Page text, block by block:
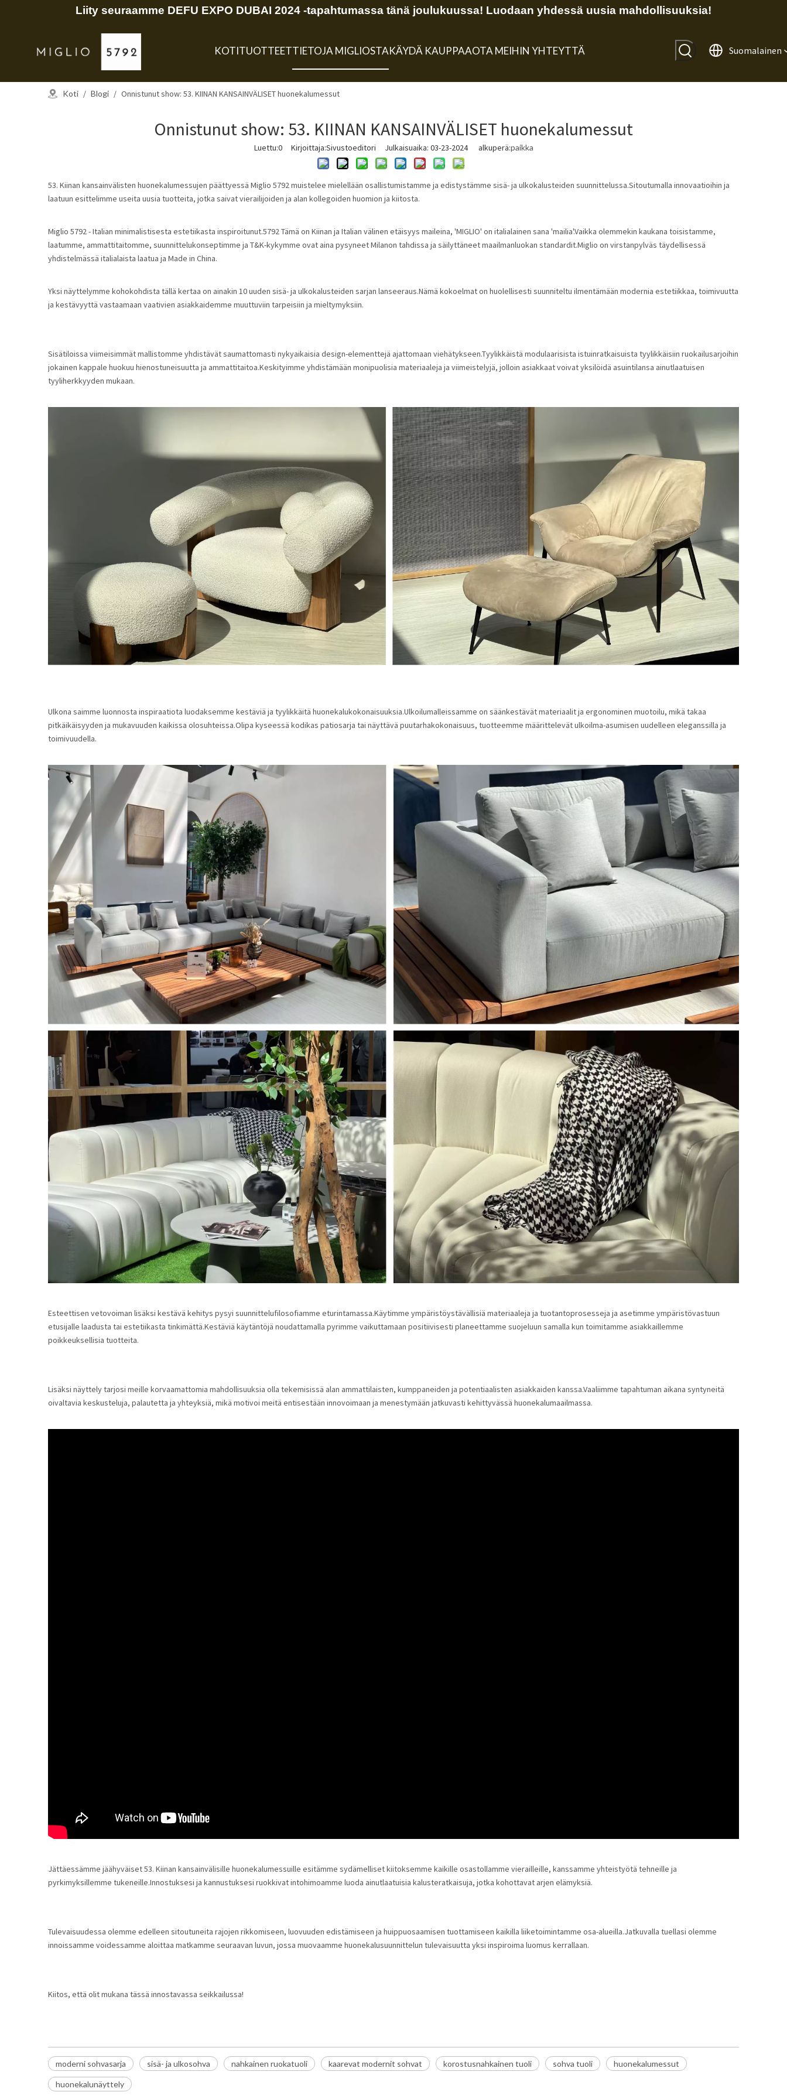
Liity seuraamme DEFU EXPO DUBAI 2024 -tapahtumassa tänä joulukuussa! Luodaan yhdessä uusia mahdollisuuksia!
KOTITUOTTEETTIETOJA MIGLIOSTAKÄYDÄ KAUPPAAOTA MEIHIN YHTEYTTÄ Suomalainen
Koti / Blogi / Onnistunut show: 53. KIINAN KANSAINVÄLISET huonekalumessut
Onnistunut show: 53. KIINAN KANSAINVÄLISET huonekalumessut
Luettu:0Kirjoittaja:Sivustoeditori Julkaisuaika: 03-23-2024 alkuperä:paikka
53. Kiinan kansainvälisten huonekalumessujen päättyessä Miglio 5792 muistelee mielellään osallistumistamme ja edistystämme sisä- ja ulkokalusteiden suunnittelussa.Sitoutumalla innovaatioihin ja
laatuun esittelimme useita uusia tuotteita, jotka saivat vierailijoiden ja alan kollegoiden huomion ja kiitosta.
Miglio 5792 - Italian minimalistisesta estetiikasta inspiroitunut.5792 Tämä on Kiinan ja Italian välinen etäisyys maileina, 'MIGLIO' on italialainen sana 'mailia'.Vaikka olemmekin kaukana toisistamme,
laatumme, ammattitaitomme, suunnittelukonseptimme ja T&K-kykymme ovat aina pysyneet Milanon tahdissa ja säilyttäneet maailmanluokan standardit.Miglio on virstanpylväs täydellisessä
yhdistelmässä italialaista laatua ja Made in China.
Yksi näyttelymme kohokohdista tällä kertaa on ainakin 10 uuden sisä- ja ulkokalusteiden sarjan lanseeraus.Nämä kokoelmat on huolellisesti suunniteltu ilmentämään modernia estetiikkaa, toimivuutta
ja kestävyyttä vastaamaan vaativien asiakkaidemme muuttuviin tarpeisiin ja mieltymyksiin.
Sisätiloissa viimeisimmät mallistomme yhdistävät saumattomasti nykyaikaisia ​​design-elementtejä ajattomaan viehätykseen.Tyylikkäistä modulaarisista istuinratkaisuista tyylikkäisiin ruokailusarjoihin
jokainen kappale huokuu hienostuneisuutta ja ammattitaitoa.Keskityimme yhdistämään monipuolisia materiaaleja ja viimeistelyjä, jolloin asiakkaat voivat yksilöidä asuintilansa ainutlaatuisen
tyyliherkkyyden mukaan.
Ulkona saimme luonnosta inspiraatiota luodaksemme kestäviä ja tyylikkäitä huonekalukokonaisuuksia.Ulkoilumalleissamme on säänkestävät materiaalit ja ergonominen muotoilu, mikä takaa
pitkäikäisyyden ja mukavuuden kaikissa olosuhteissa.Olipa kyseessä kodikas patiosarja tai näyttävä puutarhakokonaisuus, tuotteemme määrittelevät ulkoilma-asumisen uudelleen eleganssilla ja
toimivuudella.
Esteettisen vetovoiman lisäksi kestävä kehitys pysyi suunnittelufilosofiamme eturintamassa.Käytimme ympäristöystävällisiä materiaaleja ja tuotantoprosesseja ja asetimme ympäristövastuun
etusijalle laadusta tai estetiikasta tinkimättä.Kestäviä käytäntöjä noudattamalla pyrimme vaikuttamaan positiivisesti planeettamme suojeluun samalla kun toimitamme asiakkaillemme
poikkeuksellisia tuotteita.
Lisäksi näyttely tarjosi meille korvaamattomia mahdollisuuksia olla tekemisissä alan ammattilaisten, kumppaneiden ja potentiaalisten asiakkaiden kanssa.Vaaliimme tapahtuman aikana syntyneitä
oivaltavia keskusteluja, palautetta ja yhteyksiä, mikä motivoi meitä entisestään innovoimaan ja menestymään jatkuvasti kehittyvässä huonekalumaailmassa.
Jättäessämme jäähyväiset 53. Kiinan kansainvälisille huonekalumessuille esitämme sydämelliset kiitoksemme kaikille osastollamme vierailleille, kanssamme yhteistyötä tehneille ja
pyrkimyksillemme tukeneille.Innostuksesi ja kannustuksesi ruokkivat intohimoamme luoda ainutlaatuisia kalusteratkaisuja, jotka kohottavat arjen elämyksiä.
Tulevaisuudessa olemme edelleen sitoutuneita rajojen rikkomiseen, luovuuden edistämiseen ja huippuosaamisen tuottamiseen kaikilla liiketoimintamme osa-alueilla.Jatkuvalla tuellasi olemme
innoissamme voidessamme aloittaa matkamme seuraavan luvun, jossa muovaamme huonekalusuunnittelun tulevaisuutta yksi inspiroima luomus kerrallaan.
Kiitos, että olit mukana tässä innostavassa seikkailussa!
moderni sohvasarja sisä- ja ulkosohva nahkainen ruokatuoli kaarevat modernit sohvat korostusnahkainen tuoli sohva tuoli huonekalumessut
huonekalunäyttely